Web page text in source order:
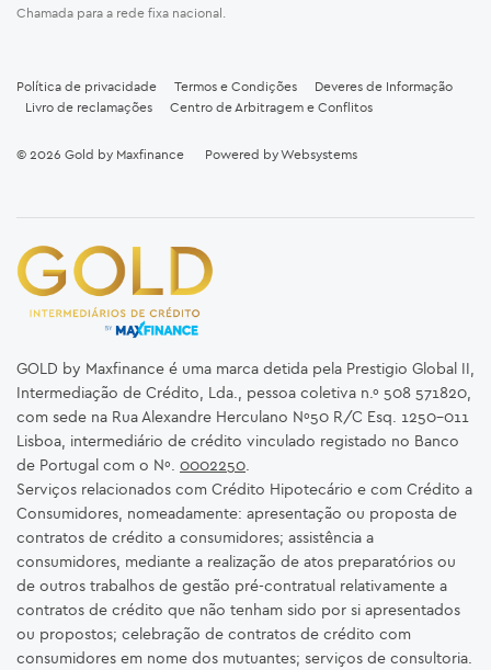
Chamada para a rede fixa nacional.
Política de privacidade Termos e Condições
Deveres de Informação
Livro de reclamações
Centro de Arbitragem e Conflitos
© 2026 Gold by Maxfinance Powered byWebsystems
GOLD by Maxfinance é uma marca detida pela Prestigio Global II,
Intermediação de Crédito, Lda., pessoa coletiva n.º 508 571820,
com sede na Rua Alexandre Herculano Nº50 R/C Esq. 1250-011
Lisboa, intermediário de crédito vinculado registado no Banco
de Portugal com o Nº. 0002250.
Serviços relacionados com Crédito Hipotecário e com Crédito a
Consumidores, nomeadamente: apresentação ou proposta de
contratos de crédito a consumidores; assistência a
consumidores, mediante a realização de atos preparatórios ou
de outros trabalhos de gestão pré-contratual relativamente a
contratos de crédito que não tenham sido por si apresentados
ou propostos; celebração de contratos de crédito com
consumidores em nome dos mutuantes; serviços de consultoria.